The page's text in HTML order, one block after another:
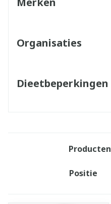
Organisaties
Dieetbeperkingen
Producten
Sorteer op: